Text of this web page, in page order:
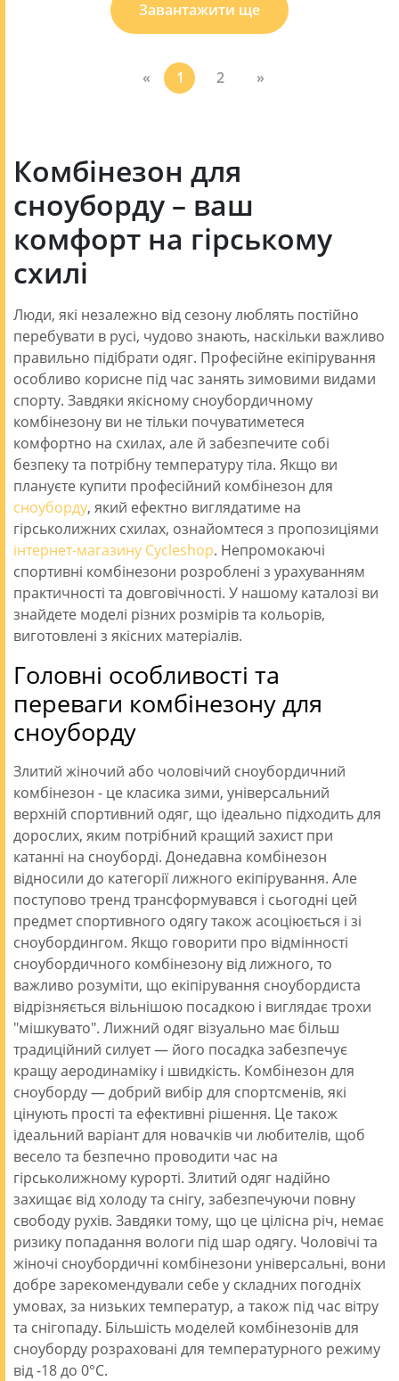
Завантажити ще
« 1 2 »
Комбінезон для
сноуборду – ваш
комфорт на гірському
схилі
Люди, які незалежно від сезону люблять постійно
перебувати в русі, чудово знають, наскільки важливо
правильно підібрати одяг. Професійне екіпірування
особливо корисне під час занять зимовими видами
спорту. Завдяки якісному сноубордичному
комбінезону ви не тільки почуватиметеся
комфортно на схилах, але й забезпечите собі
безпеку та потрібну температуру тіла. Якщо ви
плануєте купити професійний комбінезон для
сноуборду, який ефектно виглядатиме на
гірськолижних схилах, ознайомтеся з пропозиціями
інтернет-магазину Cycleshop. Непромокаючі
спортивні комбінезони розроблені з урахуванням
практичності та довговічності. У нашому каталозі ви
знайдете моделі різних розмірів та кольорів,
виготовлені з якісних матеріалів.
Головні особливості та
переваги комбінезону для
сноуборду
Злитий жіночий або чоловічий сноубордичний
комбінезон - це класика зими, універсальний
верхній спортивний одяг, що ідеально підходить для
дорослих, яким потрібний кращий захист при
катанні на сноуборді. Донедавна комбінезон
відносили до категорії лижного екіпірування. Але
поступово тренд трансформувався і сьогодні цей
предмет спортивного одягу також асоціюється і зі
сноубордингом. Якщо говорити про відмінності
сноубордичного комбінезону від лижного, то
важливо розуміти, що екіпірування сноубордиста
відрізняється вільнішою посадкою і виглядає трохи
"мішкувато". Лижний одяг візуально має більш
традиційний силует — його посадка забезпечує
кращу аеродинаміку і швидкість. Комбінезон для
сноуборду — добрий вибір для спортсменів, які
цінують прості та ефективні рішення. Це також
ідеальний варіант для новачків чи любителів, щоб
весело та безпечно проводити час на
гірськолижному курорті. Злитий одяг надійно
захищає від холоду та снігу, забезпечуючи повну
свободу рухів. Завдяки тому, що це цілісна річ, немає
ризику попадання вологи під шар одягу. Чоловічі та
жіночі сноубордичні комбінезони універсальні, вони
добре зарекомендували себе у складних погодніх
умовах, за низьких температур, а також під час вітру
та снігопаду. Більшість моделей комбінезонів для
сноуборду розраховані для температурного режиму
від -18 до 0°C.